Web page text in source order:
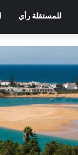
للمستقلة رأي